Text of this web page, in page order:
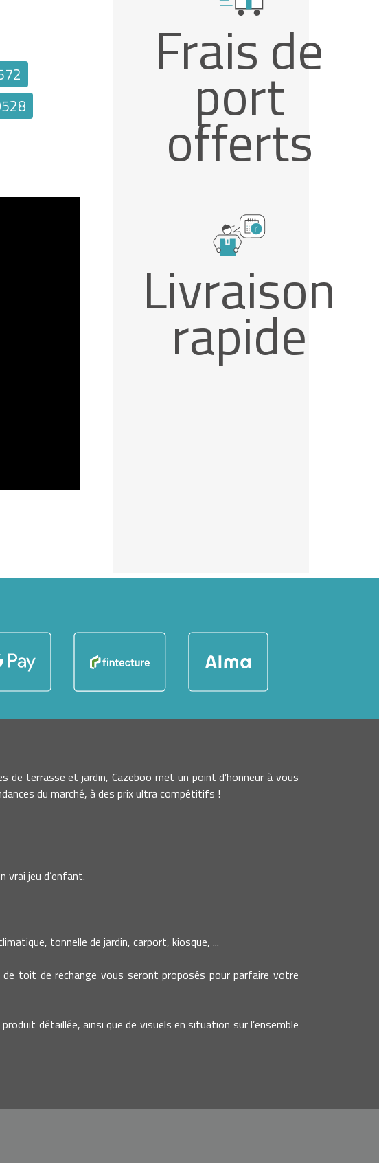
Frais de
port
offerts
Livraison
rapide
de terrasse et jardin, Cazeboo met un point d’honneur à vous
du marché, à des prix ultra compétitifs !
vrai jeu d’enfant.
tonnelle de jardin, carport, kiosque, ...
toit de rechange vous seront proposés pour parfaire votre
détaillée, ainsi que de visuels en situation sur l’ensemble